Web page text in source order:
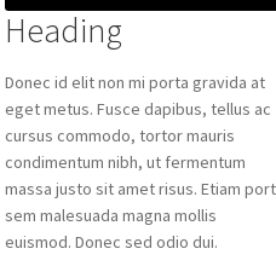
Heading
Donec id elit non mi porta gravida at
eget metus. Fusce dapibus, tellus ac
cursus commodo, tortor mauris
condimentum nibh, ut fermentum
massa justo sit amet risus. Etiam
sem malesuada magna mollis
euismod. Donec sed odio dui.